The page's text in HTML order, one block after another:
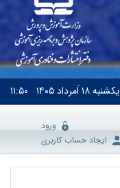
یکشنبه۱۸ اَمرداد ۱۴۰۵ ۱۱:۵۰
ورود
ایجاد حساب کاربری